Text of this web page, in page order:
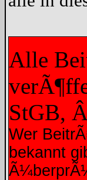
Alle
StGB,
Wer
bekannt